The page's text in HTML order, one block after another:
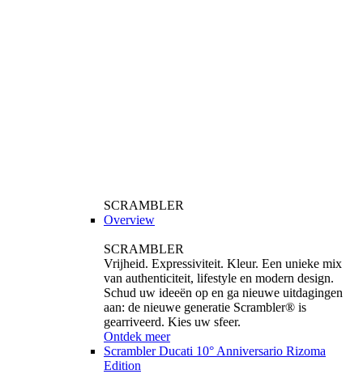
SCRAMBLER
Overview
SCRAMBLER
Vrijheid. Expressiviteit. Kleur. Een unieke mix
van authenticiteit, lifestyle en modern design.
Schud uw ideeën op en ga nieuwe uitdagingen
aan: de nieuwe generatie Scrambler® is
gearriveerd. Kies uw sfeer.
Ontdek meer
Scrambler Ducati 10° Anniversario Rizoma
Edition